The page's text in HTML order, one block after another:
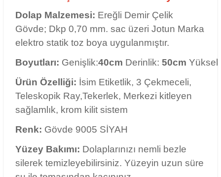
sağlamlık, krom kilit sistem
Renk:Gövde 9005 SİYAH
Dolaplarınızı nemli bezle
silerek temizleyebilirsiniz. Yüzeyin uzun süre
Garanti Süresi:2 YIL
Bilgi:Kesonlar TSE Standartlarına Göre
9001:2008, ISO 10002:2004, Satış Sonrası
Kullanım Alanları:
Okullar, Hastaneler,
Devlet Daireleri, Sanayi, İnşaat, Bankacılık,